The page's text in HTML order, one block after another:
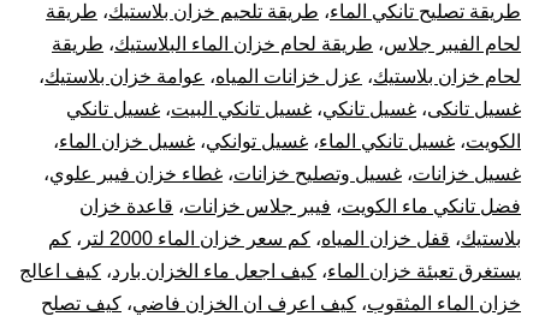
طريقة تصليح تانكي الماء، طريقة تلحيم خزان بلاستيك، طريقة
لحام الفيبر جلاس، طريقة لحام خزان الماء البلاستيك، طريقة
لحام خزان بلاستيك، عزل خزانات المياه، عوامة خزان بلاستيك،
غسيل تانكى، غسيل تانكي، غسيل تانكي البيت، غسيل تانكي
الكويت، غسيل تانكي الماء، غسيل توانكي، غسيل خزان الماء،
غسيل خزانات، غسيل وتصليح خزانات، غطاء خزان فيبر علوي،
فضل تانكي ماء الكويت، فيبر جلاس خزانات، قاعدة خزان
بلاستيك، قفل خزان المياه، كم سعر خزان الماء 2000 لتر ، كم
يستغرق تعبئة خزان الماء، كيف اجعل ماء الخزان بارد، كيف اعالج
خزان الماء المثقوب، كيف اعرف ان الخزان فاضي، كيف تصلح